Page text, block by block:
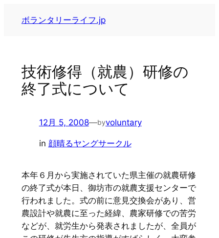
ボランタリーライフ.jp
技術修得（就農）研修の
終了式について
12月 5, 2008—byvoluntary
in 顔晴るヤングサークル
本年６月から実施されていた県主催の就農研修
の終了式が本日、御坊市の就農支援センターで
行われました。式の前に意見交換会があり、営
農設計や就農に至った経緯、農家研修での苦労
などが、就労生から発表されましたが、全員が